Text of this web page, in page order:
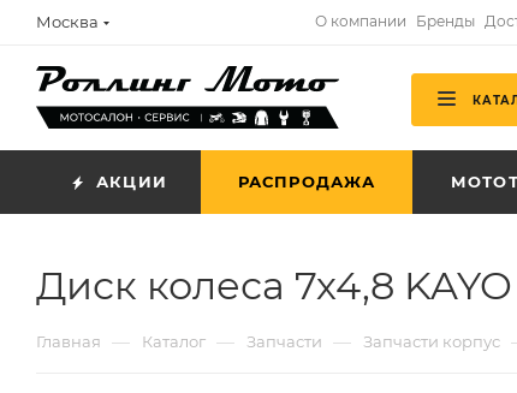
Москва О компании Бренды
АКЦИИ РАСПРОДАЖА
Диск колеса 7х4,8
Главная — Каталог — Запчасти — Запчасти корпус